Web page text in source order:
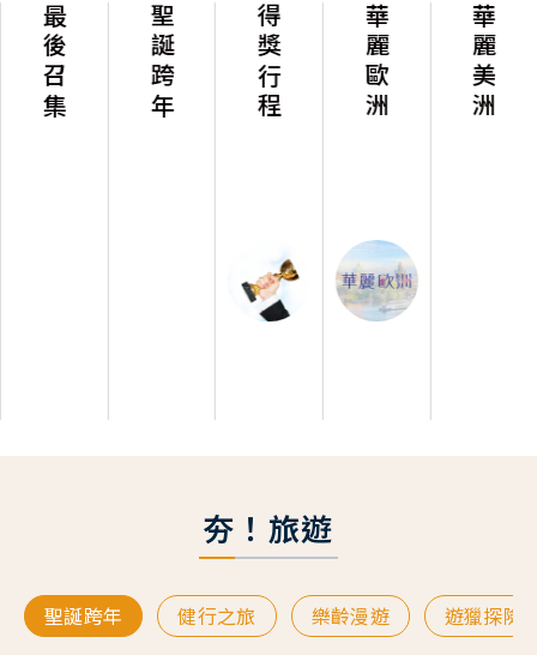
最後召集 聖誕跨年 得獎行程 華麗歐洲 華麗美洲
夯！旅遊
聖誕跨年 健行之旅 樂齡漫遊 遊獵探險